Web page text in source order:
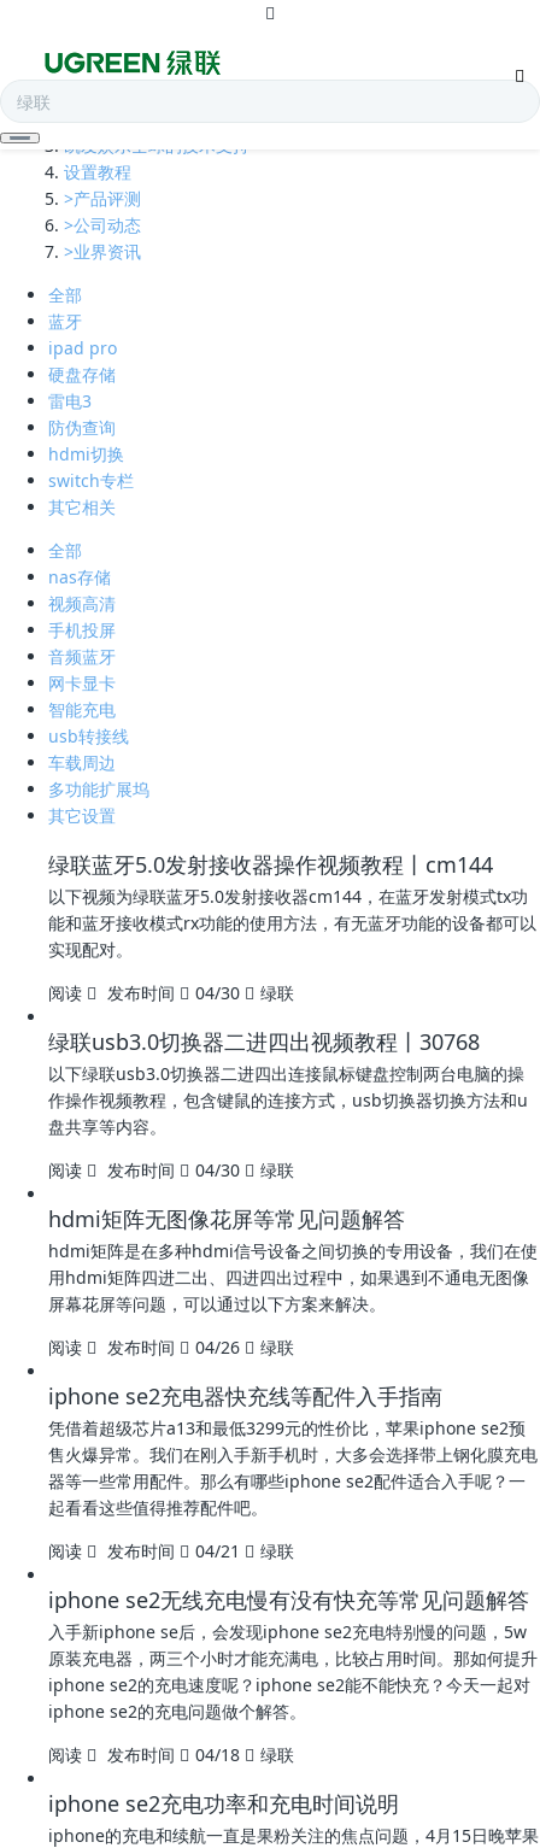
多口充电器
凯发娱乐全球的技术支持
设置教程
>产品评测
>公司动态
>业界资讯
全部
蓝牙
ipad pro
硬盘存储
雷电3
防伪查询
hdmi切换
switch专栏
其它相关
全部
nas存储
视频高清
手机投屏
音频蓝牙
网卡显卡
智能充电
usb转接线
车载周边
多功能扩展坞
其它设置
绿联蓝牙5.0发射接收器操作视频教程丨cm144
以下视频为绿联蓝牙5.0发射接收器cm144，在蓝牙发射模式tx功
能和蓝牙接收模式rx功能的使用方法，有无蓝牙功能的设备都可以
实现配对。
阅读
发布时间 04/30 绿联
绿联usb3.0切换器二进四出视频教程丨30768
以下绿联usb3.0切换器二进四出连接鼠标键盘控制两台电脑的操
作操作视频教程，包含键鼠的连接方式，usb切换器切换方法和u
盘共享等内容。
阅读
发布时间 04/30 绿联
hdmi矩阵无图像花屏等常见问题解答
hdmi矩阵是在多种hdmi信号设备之间切换的专用设备，我们在使
用hdmi矩阵四进二出、四进四出过程中，如果遇到不通电无图像
屏幕花屏等问题，可以通过以下方案来解决。
阅读
发布时间 04/26 绿联
iphone se2充电器快充线等配件入手指南
凭借着超级芯片a13和最低3299元的性价比，苹果iphone se2预
售火爆异常。我们在刚入手新手机时，大多会选择带上钢化膜充电
器等一些常用配件。那么有哪些iphone se2配件适合入手呢？一
起看看这些值得推荐配件吧。
阅读
发布时间 04/21 绿联
iphone se2无线充电慢有没有快充等常见问题解答
入手新iphone se后，会发现iphone se2充电特别慢的问题，5w
原装充电器，两三个小时才能充满电，比较占用时间。那如何提升
iphone se2的充电速度呢？iphone se2能不能快充？今天一起对
iphone se2的充电问题做个解答。
阅读
发布时间 04/18 绿联
iphone se2充电功率和充电时间说明
iphone的充电和续航一直是果粉关注的焦点问题，4月15日晚苹果